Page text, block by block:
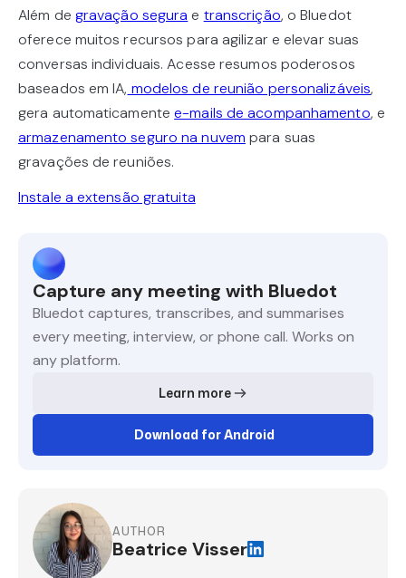
Além de gravação segura e transcrição, o Bluedot
oferece muitos recursos para agilizar e elevar suas
conversas individuais. Acesse resumos poderosos
baseados em IA, modelos de reunião personalizáveis,
gera automaticamentee-mails de acompanhamento, e
armazenamento seguro na nuvem para suas
gravações de reuniões.
Instale a extensão gratuita
Capture any meeting with Bluedot
Bluedot captures, transcribes, and summarises
every meeting, interview, or phone call. Works on
any platform.
Learn more
Download for Android
AUTHOR
Beatrice Visser